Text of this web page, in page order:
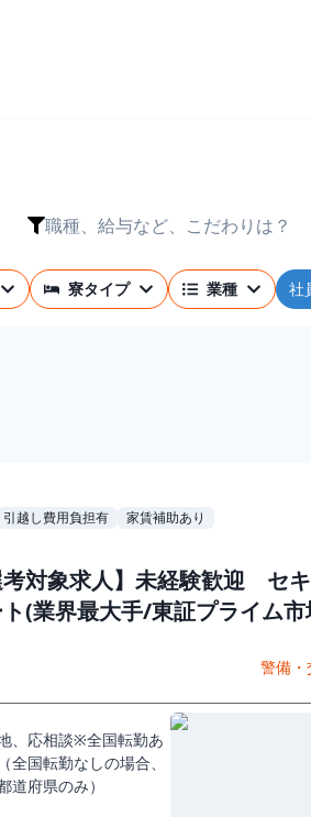
職種、給与など、こだわりは？
寮タイプ 業種 社
引越し費用負担有 家賃補助あり
対象求人】未経験歓迎 セ
(業界最大手/東証プライム
警備・
応相談※全国転勤あ
全国転勤なしの場合、
道府県のみ）